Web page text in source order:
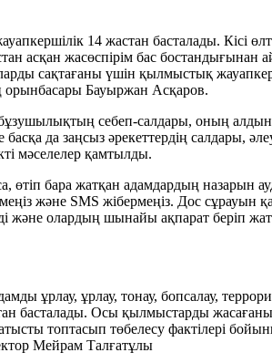
14 жастан басталады. Кісі
асқан жасөспірім бас
сақтағаны үшін қылмыстық
орынбасары Бауыржан Асқаров.
себеп-салдары, оның
да заңсыз әрекеттердің салдары,
мәселелер қамтылды.
өтіп бара жатқан адамдардың назарын
және SMS жібермеңіз. Дос
және олардың шынайы ақпарат беріп
ұрлау, ұрлау, тонау, бопсалау,
басталады. Осы қылмыстарды
топтасып төбелесу фактілері
Мейрам Талғатұлы